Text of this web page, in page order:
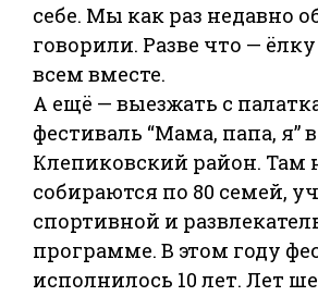
себе. Мы как раз недавно
говорили. Разве что —
всем вместе.
А ещё — выезжать с
фестиваль “Мама, папа, я” в
Клепиковский район. Там
собираются по 80 семей,
спортивной и
программе. В этом году
исполнилось 10 лет. Лет